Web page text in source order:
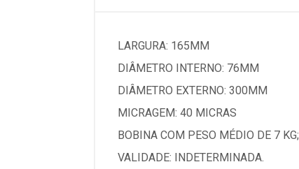
LARGURA: 165MM
DIÂMETRO INTERNO: 76MM
DIÂMETRO EXTERNO: 300MM
MICRAGEM: 40 MICRAS
BOBINA COM PESO MÉDIO DE 7 KG;
VALIDADE: INDETERMINADA.